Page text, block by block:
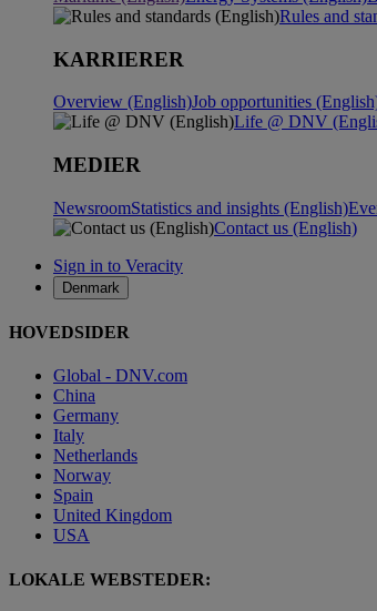
Rules and
KARRIERER
Overview (English)Job opportunities
Life @ DNV
MEDIER
NewsroomStatistics and insights (English)
Contact us (English)
Sign in to Veracity
Denmark
HOVEDSIDER
Global - DNV.com
China
Germany
Italy
Netherlands
Norway
Spain
United Kingdom
USA
LOKALE WEBSTEDER: